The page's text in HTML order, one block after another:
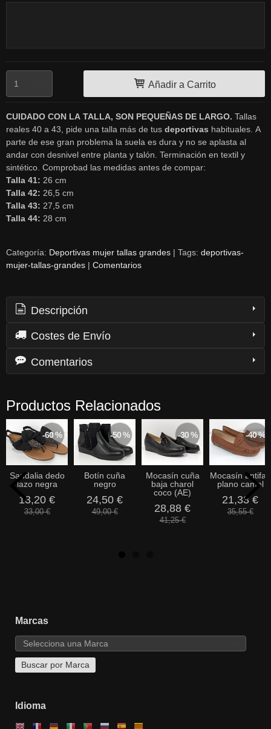
Marcas
Idioma
Añadir a Carrito
CUIDADO CON LA TALLA, SON PEQUEÑAS DE LARGO. Tallas
reales 40 a 43, pide una talla más de tus deportivas habituales. A
parte de ese gran problema la suela es dura y no se aplasta al
andar con desnivel entre planta y talón. Terminación en textil y
sintético. Comprobad las medidas antes de compar:
Talla 41: 26 cm
Talla 42: 26,5 cm
Talla 43: 27,5 cm
Talla 44: 28 cm
Categoría: Deportivas mujer tallas grandes | Tags: deportivas-
mujer-tallas-grandes | Comentarios
Descripción
Costes de Envío
Comentarios
Productos Relacionados
-60 %
Sandalia dedo
lazo negra
13,20 €
33,00 €
-50 %
Botín cuña
negro
24,50 €
49,00 €
-30 %
Mocasín cuña
baja charol
coco (AE)
28,88 €
41,25 €
-40 %
Mocasín antifaz
plano camel
21,33 €
35,55 €